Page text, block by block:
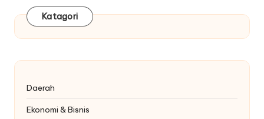
Katagori
Daerah
Ekonomi & Bisnis